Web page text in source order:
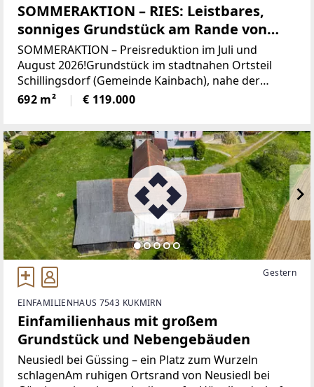
SOMMERAKTION – RIES: Leistbares,
sonniges Grundstück am Rande von
Graz!
SOMMERAKTION – Preisreduktion im Juli und
August 2026!Grundstück im stadtnahen Ortsteil
Schillingsdorf (Gemeinde Kainbach), nahe der
Grazer Stadtgrenze, mit toller Verkehrsanbindung
nach Graz und Gleisdorf!Überzeugen Sie sich und
692 m² € 119.000
Gestern
EINFAMILIENHAUS 7543 KUKMIRN
Einfamilienhaus mit großem
Grundstück und Nebengebäuden
Neusiedl bei Güssing – ein Platz zum Wurzeln
schlagenAm ruhigen Ortsrand von Neusiedl bei